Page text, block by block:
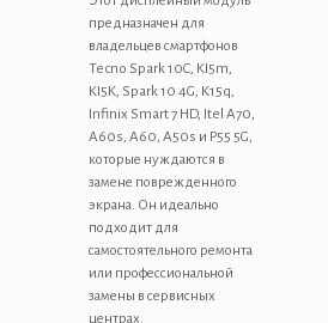
предназначен для
владельцев смартфонов
Tecno Spark 10C, KI5m,
KI5K, Spark 10 4G, K15q,
Infinix Smart 7 HD, Itel A70,
A60s, A60, A50s и P55 5G,
которые нуждаются в
замене поврежденного
экрана. Он идеально
подходит для
самостоятельного ремонта
или профессиональной
замены в сервисных
центрах.